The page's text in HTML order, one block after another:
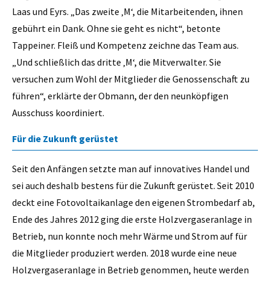
Laas und Eyrs. „Das zweite ‚M‘, die Mitarbeitenden, ihnen
gebührt ein Dank. Ohne sie geht es nicht“, betonte
Tappeiner. Fleiß und Kompetenz zeichne das Team aus.
„Und schließlich das dritte ‚M‘, die Mitverwalter. Sie
versuchen zum Wohl der Mitglieder die Genossenschaft zu
führen“, erklärte der Obmann, der den neunköpfigen
Ausschuss koordiniert.
Für die Zukunft gerüstet
Seit den Anfängen setzte man auf innovatives Handel und
sei auch deshalb bestens für die Zukunft gerüstet. Seit 2010
deckt eine Fotovoltaikanlage den eigenen Strombedarf ab,
Ende des Jahres 2012 ging die erste Holzvergaseranlage in
Betrieb, nun konnte noch mehr Wärme und Strom auf für
die Mitglieder produziert werden. 2018 wurde eine neue
Holzvergaseranlage in Betrieb genommen, heute werden